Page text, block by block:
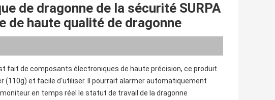
de dragonne de la sécurité SURPA
de haute qualité de dragonne
est fait de composants électroniques de haute précision, ce produit
et facile d'utiliser. Il pourrait alarmer automatiquement
en temps réel le statut de travail de la dragonne